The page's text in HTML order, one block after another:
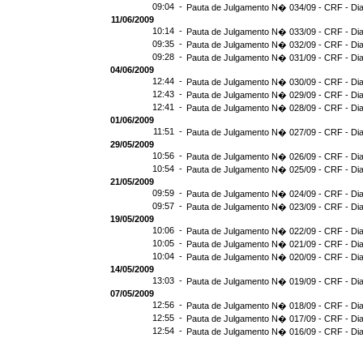
09:04 - Pauta de Julgamento N� 034/09 - CRF -
11/06/2009
10:14 - Pauta de Julgamento N� 033/09 - CRF -
09:35 - Pauta de Julgamento N� 032/09 - CRF -
09:28 - Pauta de Julgamento N� 031/09 - CRF -
04/06/2009
12:44 - Pauta de Julgamento N� 030/09 - CRF -
12:43 - Pauta de Julgamento N� 029/09 - CRF -
12:41 - Pauta de Julgamento N� 028/09 - CRF -
01/06/2009
11:51 - Pauta de Julgamento N� 027/09 - CRF -
29/05/2009
10:56 - Pauta de Julgamento N� 026/09 - CRF -
10:54 - Pauta de Julgamento N� 025/09 - CRF -
21/05/2009
09:59 - Pauta de Julgamento N� 024/09 - CRF -
09:57 - Pauta de Julgamento N� 023/09 - CRF -
19/05/2009
10:06 - Pauta de Julgamento N� 022/09 - CRF -
10:05 - Pauta de Julgamento N� 021/09 - CRF -
10:04 - Pauta de Julgamento N� 020/09 - CRF -
14/05/2009
13:03 - Pauta de Julgamento N� 019/09 - CRF -
07/05/2009
12:56 - Pauta de Julgamento N� 018/09 - CRF -
12:55 - Pauta de Julgamento N� 017/09 - CRF -
12:54 - Pauta de Julgamento N� 016/09 - CRF -